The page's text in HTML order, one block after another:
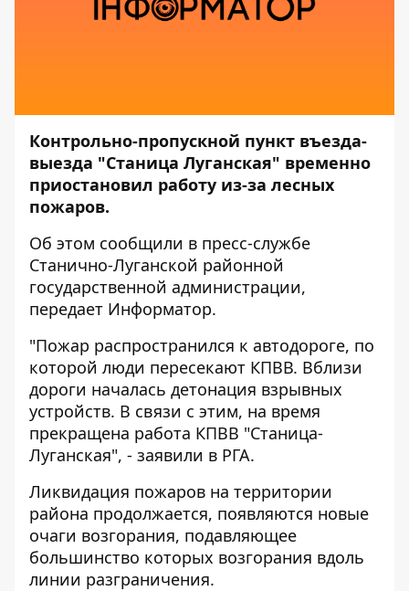
Контрольно-пропускной пункт въезда-
выезда "Станица Луганская" временно
приостановил работу из-за лесных
пожаров.
Об этом сообщили в пресс-службе
Станично-Луганской районной
государственной администрации,
передает Информатор.
"Пожар распространился к автодороге, по
которой люди пересекают КПВВ. Вблизи
дороги началась детонация взрывных
устройств. В связи с этим, на время
прекращена работа КПВВ "Станица-
Луганская", - заявили в РГА.
Ликвидация пожаров на территории
района продолжается, появляются новые
очаги возгорания, подавляющее
большинство которых возгорания вдоль
линии разграничения.